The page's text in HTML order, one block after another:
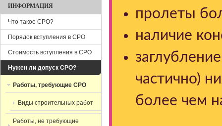
пролеты
наличие
частично)
более чем
ИНФОРМАЦИЯ
Что такое СРО?
Порядок вступления в СРО
Стоимость вступления в СРО
Нужен ли допуск СРО?
Работы, требующие СРО
Виды строительных работ
Работы, не требующие